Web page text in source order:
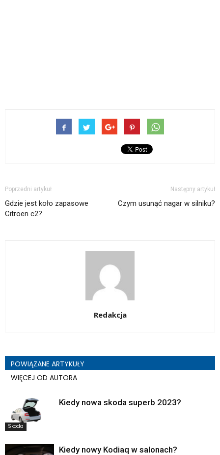
Poprzedni artykuł
Gdzie jest koło zapasowe
Citroen c2?
Następny artykuł
Czym usunąć nagar w silniku?
Redakcja
POWIĄZANE ARTYKUŁY
WIĘCEJ OD AUTORA
Skoda
Kiedy nowa skoda superb 2023?
Kiedy nowy Kodiaq w salonach?